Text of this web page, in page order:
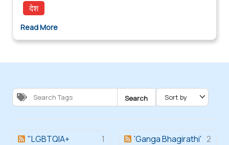
देश
Read More
Search
"LGBTQIA+ 1 'Ganga Bhagirathi' 2